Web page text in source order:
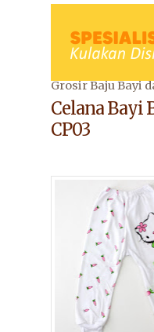
Grosir Baju Bayi
Celana Bayi
CP03